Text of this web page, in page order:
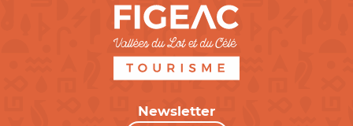
Newsletter